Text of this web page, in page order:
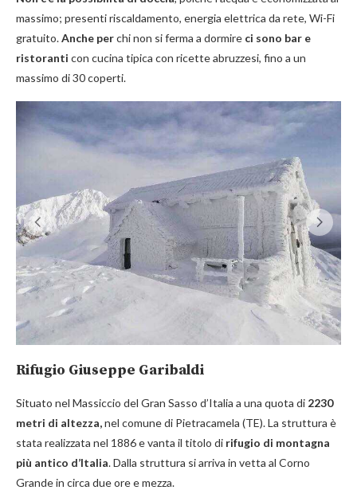
massimo; presenti riscaldamento, energia elettrica da rete, Wi-Fi
gratuito.Anche perchi non si ferma a dormire ci sono bar e
ristoranti con cucina tipica con ricette abruzzesi, fino a un
massimo di 30 coperti.
Rifugio Giuseppe Garibaldi
Situato nel Massiccio del Gran Sasso d’Italia a una quota di 2230
metri di altezza,nel comune di Pietracamela (TE). La struttura è
stata realizzata nel 1886 e vanta il titolo di rifugio di montagna
più antico d’Italia. Dalla struttura si arriva in vetta al Corno
Grande in circa due ore e mezza.